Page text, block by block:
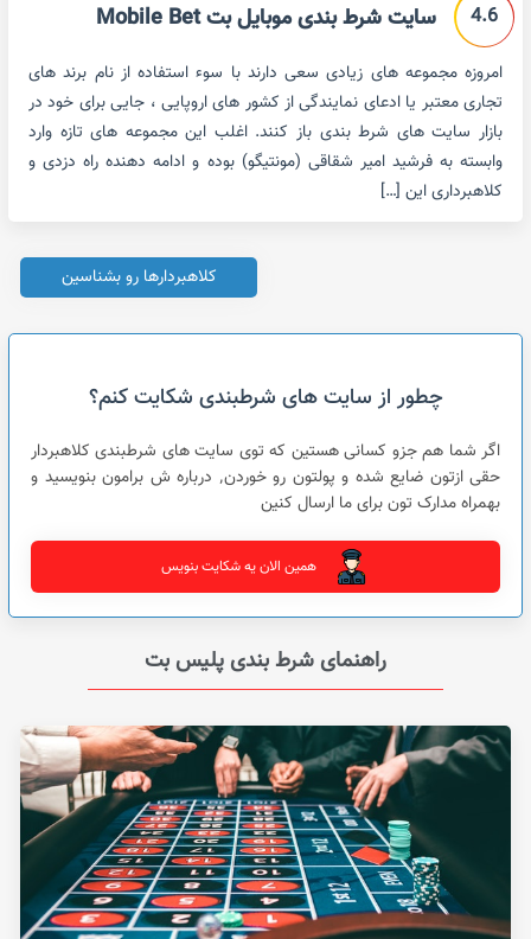
4.6 سایت شرط بندی موبایل بت Mobile Bet
امروزه مجموعه های زیادی سعی دارند با سوء استفاده از نام برند های
تجاری معتبر یا ادعای نمایندگی از کشور های اروپایی ، جایی برای خود در
بازار سایت های شرط بندی باز کنند. اغلب این مجموعه های تازه وارد
وابسته به فرشید امیر شقاقی (مونتیگو) بوده و ادامه دهنده راه دزدی و
کلاهبرداری این […]
کلاهبردارها رو بشناسین
چطور از سایت های شرطبندی شکایت کنم؟
اگر شما هم جزو کسانی هستین که توی سایت های شرطبندی کلاهبردار
حقی ازتون ضایع شده و پولتون رو خوردن٬ درباره ش برامون بنویسید و
بهمراه مدارک تون برای ما ارسال کنین
همین الان یه شکایت بنویس
راهنمای شرط بندی پلیس بت